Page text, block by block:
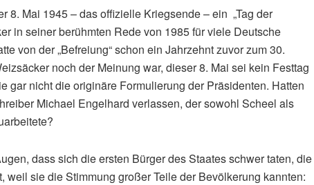
8. Mai 1945 – das offizielle Kriegsende – ein „Tag der
in seiner berühmten Rede von 1985 für viele Deutsche
von der „Befreiung“ schon ein Jahrzehnt zuvor zum 30.
noch der Meinung war, dieser 8. Mai sei kein Festtag
gar nicht die originäre Formulierung der Präsidenten. Hatten
Michael Engelhard verlassen, der sowohl Scheel als
dass sich die ersten Bürger des Staates schwer taten, die
weil sie die Stimmung großer Teile der Bevölkerung kannten: